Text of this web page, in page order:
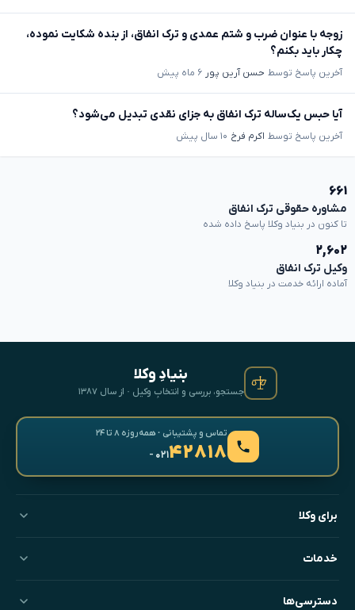
زوجه با عنوان ضرب و شتم عمدی و ترک انفاق، از بنده شکایت نموده،
چکار باید بکنم؟
آخرین پاسخ توسط حسن آرین پور ۶ ماه پیش
آیا حبس یک‌ساله ترک انفاق به جزای نقدی تبدیل می‌شود؟
آخرین پاسخ توسط اکرم فرخ ۱۰ سال پیش
۶۶۱
مشاوره حقوقی ترک انفاق
تا کنون در بنیاد وکلا پاسخ داده شده
۲,۶۰۲
وکیل ترک انفاق
آماده ارائه خدمت در بنیاد وکلا
بنیادِ وکلا
جستجو، بررسی و انتخابِ وکیل · از سال ۱۳۸۷
تماس و پشتیبانی · همه‌روزه ۸ تا ۲۴
۴۲۸۱۸- ۰۲۱
برای وکلا
خدمات
دسترسی‌ها